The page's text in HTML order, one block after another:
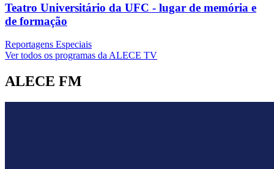
Teatro Universitário da UFC - lugar de memória e
de formação
Reportagens Especiais
Ver todos os programas da ALECE TV
ALECE FM